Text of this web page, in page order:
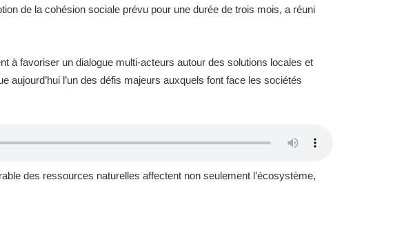
de la cohésion sociale prévu pour une durée de trois mois, a réuni
à favoriser un dialogue multi-acteurs autour des solutions locales et
aujourd’hui l’un des défis majeurs auxquels font face les sociétés
des ressources naturelles affectent non seulement l’écosystème,